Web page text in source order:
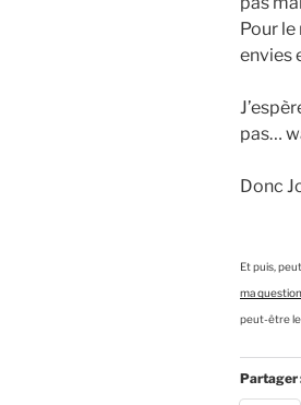
Pour
envies
pas…
Donc
Et puis,
ma question
peut-être le
Partager